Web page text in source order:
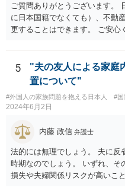
ご質問ありがとうございます。
に日本国籍でなくても）、不動
更することはできます。 ご安心
でしょうか。）と一緒に、 お近
ス等を求めることをお勧めしま
5
"夫の友人による家庭
置について"
#外国人の家族問題を抱える日本人 #国
2024年6月2日
内藤 政信 弁護士
法的には無理でしょう。 夫に反
時期なのでしょう。 いずれ、そ
損失や夫婦関係リスクが高いこ